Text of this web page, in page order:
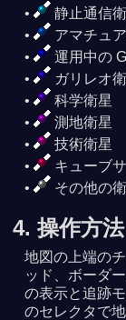
静止通信
アマチュ
運用中の
ガリレオ
科学衛星
測地衛星
技術衛星
キューブ
その他の
4. 操作方法
地図の上端の
ッド、ボーダ
の表示と追跡
のセレクタで